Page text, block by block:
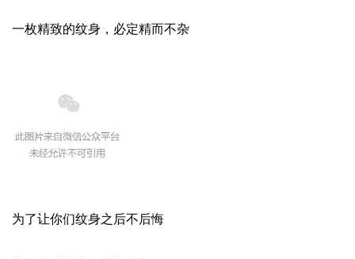
一枚精致的纹身，必定精而不杂
为了让你们纹身之后不后悔